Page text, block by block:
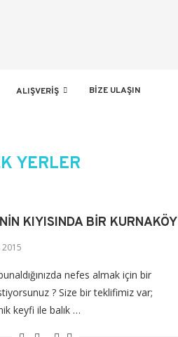
ALIŞVERIŞ BIZE ULAŞIN
YERLER
KIYISINDA BIR KURNAKÖY
2015
nefes almak için bir
? Size bir teklifimiz var;
keyfi ile balık …